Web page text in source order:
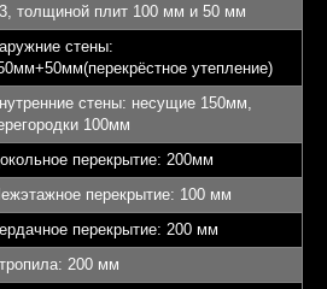
толщиной плит 100 мм и 50 мм
стены:
утепление)
стены: несущие 150мм,
100мм
перекрытие: 200мм
перекрытие: 100 мм
перекрытие: 200 мм
200 мм
кв.м.
2